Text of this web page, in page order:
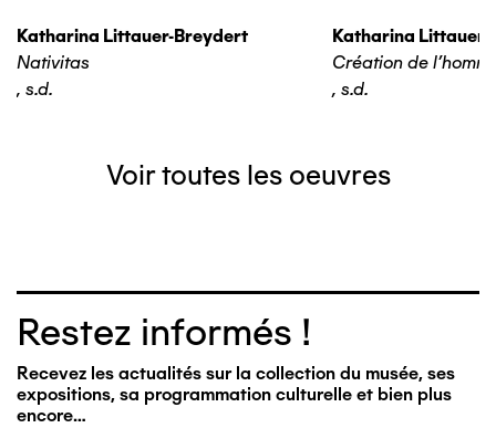
Katharina Littauer-Breydert
Nativitas
, s.d.
Katharina Littauer-
Création de
, s.d.
Voir toutes les oeuvres
Restez informés !
Recevez les actualités sur la collection du musée, ses
expositions, sa programmation culturelle et bien plus
encore…